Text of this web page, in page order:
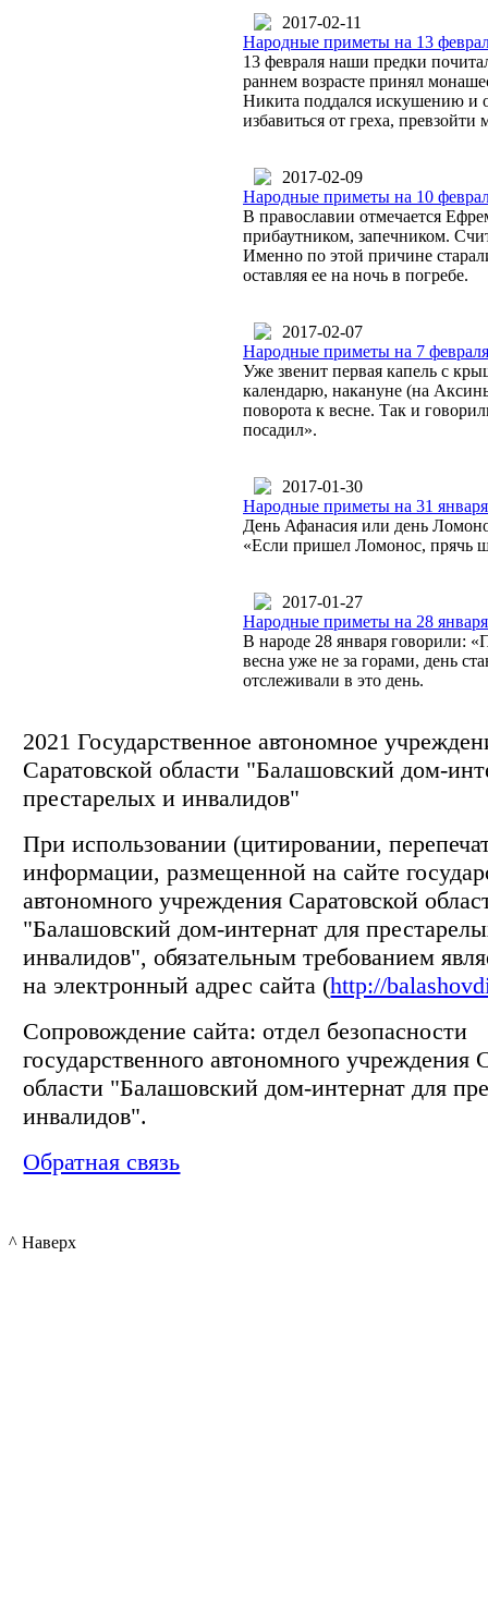
2017-02-11
Народные приметы на 13
13 февраля наши предки
раннем возрасте принял
Никита поддался искушению и
избавиться от греха,
2017-02-09
Народные приметы на 10
В православии отмечается
прибаутником, запечником.
Именно по этой причине
оставляя ее на ночь в погребе.
2017-02-07
Народные приметы на 7
Уже звенит первая капель с
календарю, накануне (на
поворота к весне. Так и
посадил».
2017-01-30
Народные приметы на 31
День Афанасия или день
«Если пришел Ломонос, прячь
2017-01-27
Народные приметы на 28
В народе 28 января говорили:
весна уже не за горами, день
отслеживали в это день.
2021 Государственное автономное
Саратовской области "Балашовский дом-
престарелых и инвалидов"
При использовании (цитировании,
информации, размещенной на сайте
автономного учреждения Саратовской
"Балашовский дом-интернат для
инвалидов", обязательным требованием
на электронный адрес сайта (http://
Сопровождение сайта: отдел безопасности
государственного автономного учреждения
области "Балашовский дом-интернат для
инвалидов".
Обратная связь
^ Наверх